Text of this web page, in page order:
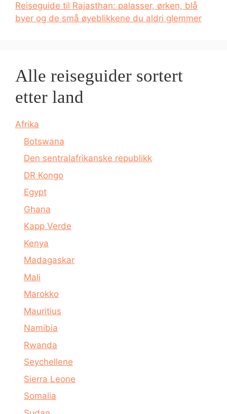
Reiseguide til Rajasthan: palasser, ørken, blå
byer og de små øyeblikkene du aldri glemmer
Alle reiseguider sortert
etter land
Afrika
Botswana
Den sentralafrikanske republikk
DR Kongo
Egypt
Ghana
Kapp Verde
Kenya
Madagaskar
Mali
Marokko
Mauritius
Namibia
Rwanda
Seychellene
Sierra Leone
Somalia